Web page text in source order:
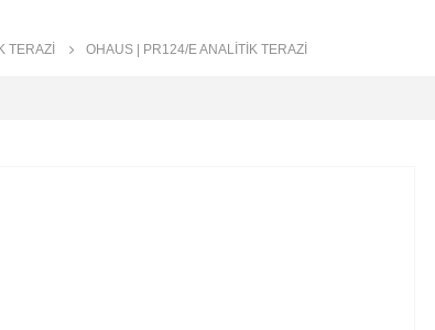
TERAZI OHAUS | PR124/E ANALITIK TERAZI